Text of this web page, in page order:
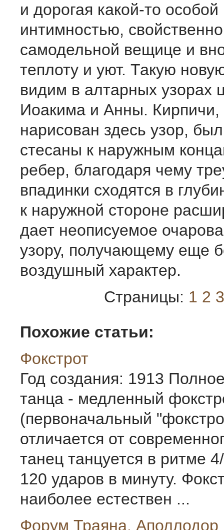
и дорогая какой-то особой
интимностью,
самодельной вещице и
теплоту и уют. Такую
видим в алтарных узорах
Иоакима и Анны. Кирпичи,
нарисован здесь узор,
стесаны к наружным
ребер, благодаря чему
впадинки сходятся в
к наружной стороне
дает неописуемое
узору, получающему еще
воздушный характер.
Страницы: 1 2 3
Похожие статьи:
Фокстрот
Год создания: 1913
танца - медленный
(первоначальный
отличается от
танец танцуется в ритме
120 ударов в минуту.
наиболее естествен ...
Форум Траяна. Аполлодор